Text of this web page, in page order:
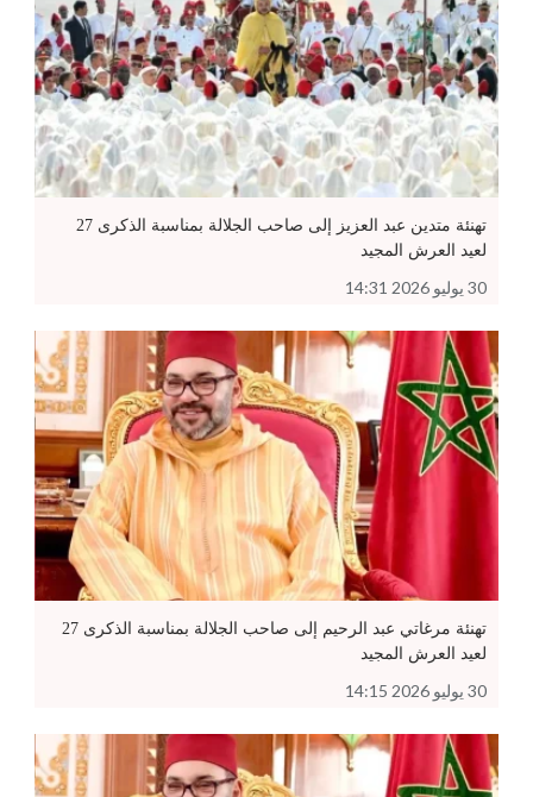
تهنئة متدين عبد العزيز إلى صاحب الجلالة بمناسبة الذكرى 27
لعيد العرش المجيد
30 يوليو 2026 14:31
تهنئة مرغاتي عبد الرحيم إلى صاحب الجلالة بمناسبة الذكرى 27
لعيد العرش المجيد
30 يوليو 2026 14:15